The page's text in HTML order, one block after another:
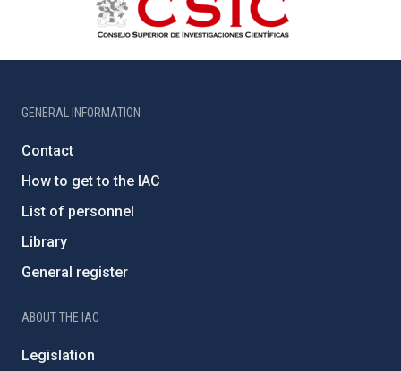
GENERAL INFORMATION
Contact
How to get to the IAC
List of personnel
Library
General register
ABOUT THE IAC
Legislation